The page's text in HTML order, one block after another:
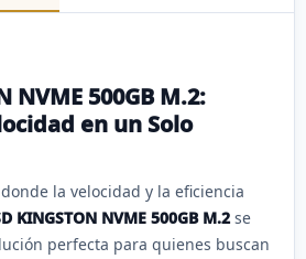
NVME 500GB M.2:
en un Solo
la velocidad y la eficiencia
KINGSTON NVME 500GB M.2se
perfecta para quienes buscan